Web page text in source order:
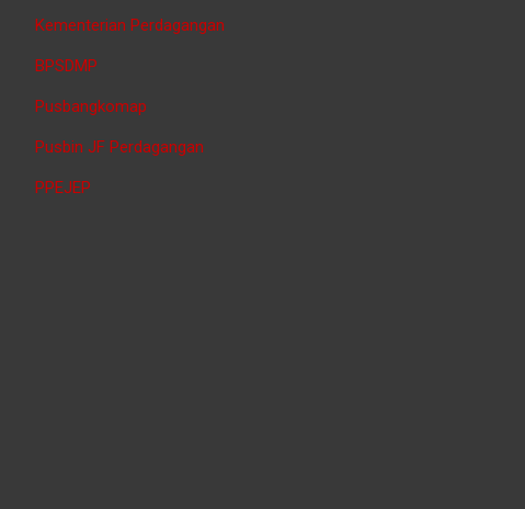
Kementerian Perdagangan
BPSDMP
Pusbangkomap
Pusbin JF Perdagangan
PPEJEP